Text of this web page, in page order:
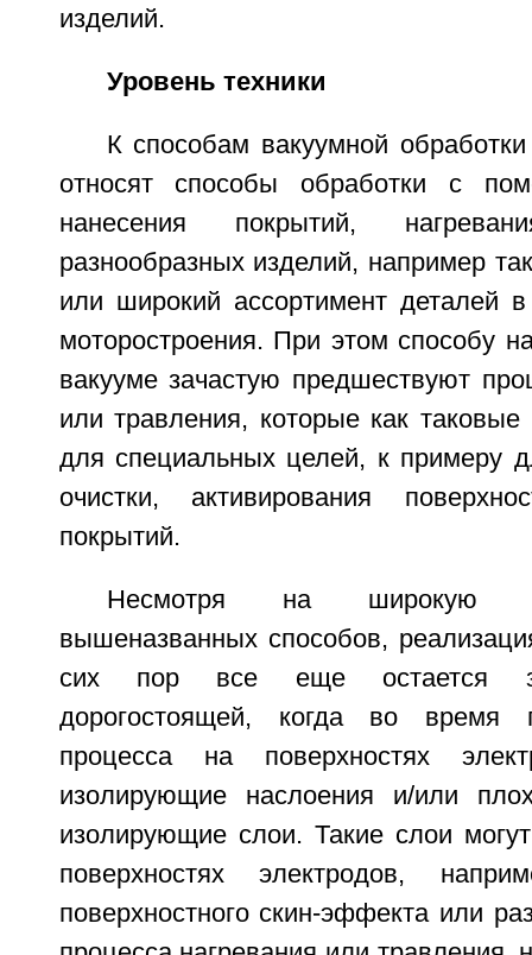
изделий.
Уровень техники
К способам вакуумной
относят способы обработки с
нанесения покрытий,
разнообразных изделий, например
или широкий ассортимент деталей
моторостроения. При этом способу
вакууме зачастую предшествуют
или травления, которые как таковые
для специальных целей, к примеру
очистки, активирования
покрытий.
Несмотря на широкую
вышеназванных способов,
сих пор все еще остается
дорогостоящей, когда во время
процесса на поверхностях
изолирующие наслоения и/или
изолирующие слои. Такие слои
поверхностях электродов,
поверхностного скин-эффекта или